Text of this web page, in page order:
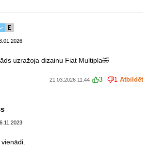
uzražoja dizainu Fiat Multipla🤣
21.03.2026 11:44 3 1 Atbildēt